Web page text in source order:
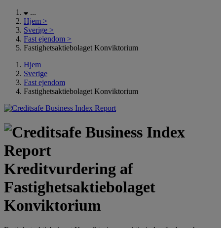
...
Hjem >
Sverige >
Fast ejendom >
Fastighetsaktiebolaget Konviktorium
Hjem
Sverige
Fast ejendom
Fastighetsaktiebolaget Konviktorium
Kreditvurdering af
Fastighetsaktiebolaget
Konviktorium